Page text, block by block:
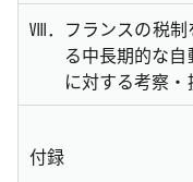
Ⅷ． フランスの税
る中長期的な
に対する考察・
付録